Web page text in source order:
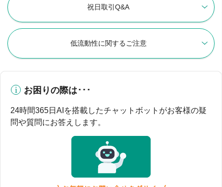
祝日取引Q&A
低流動性に関するご注意
お困りの際は･･･
24時間365日AIを搭載したチャットボットがお客様の疑
問や質問にお答えします。